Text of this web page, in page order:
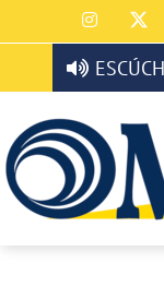
al
contenido
Instagram